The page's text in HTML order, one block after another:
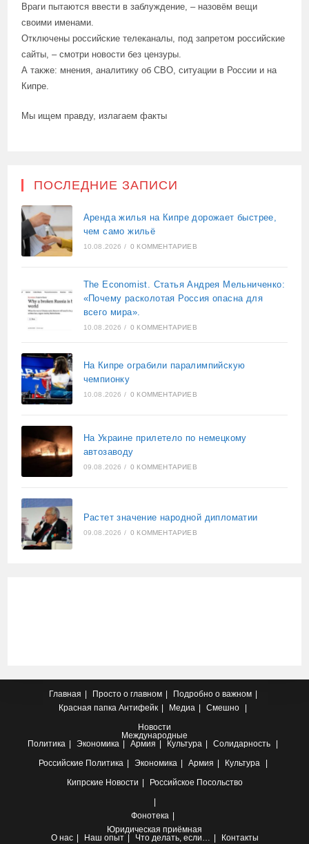
Враги пытаются ввести в заблуждение, – назовём вещи
своими именами.
Отключены российские телеканалы, под запретом российские
сайты, – смотри новости без цензуры.
А также: мнения, аналитику об СВО, ситуации в России и на
Кипре.
Мы ищем правду, излагаем факты
ПОСЛЕДНИЕ ЗАПИСИ
Аренда жилья на Кипре дорожает быстрее,
чем само жильё
10.08.2026 / 0 КОММЕНТАРИЕВ
The Economist. Статья Андрея Мельниченко:
«Почему расколотая Россия опасна для
всего мира».
10.08.2026 / 0 КОММЕНТАРИЕВ
На Кипре ограбили паралимпийскую
чемпионку
10.08.2026 / 0 КОММЕНТАРИЕВ
На Украине прилетело по немецкому
автозаводу
09.08.2026 / 0 КОММЕНТАРИЕВ
Растет значение народной дипломатии
09.08.2026 / 0 КОММЕНТАРИЕВ
Главная Просто о главном
Подробно о важном
Красная папка Антифейк Медиа
Смешно
Новости
Международные
Политика
Экономика Армия Культура
Солидарность
Российские Политика Экономика Армия
Культура
Кипрские Новости Российское Посольство
Фонотека
Юридическая приёмная
О нас
Наш опыт Что делать, если… Контакты